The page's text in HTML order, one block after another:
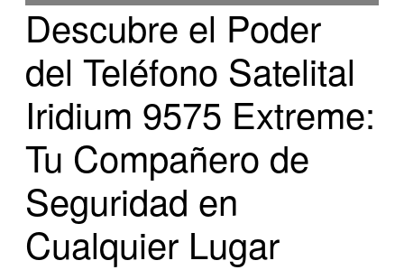
Descubre el Poder
del Teléfono Satelital
Iridium 9575 Extreme:
Tu Compañero de
Seguridad en
Cualquier Lugar